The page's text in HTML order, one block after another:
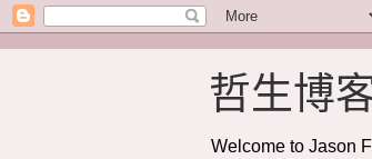
哲生博
Welcome to Jason